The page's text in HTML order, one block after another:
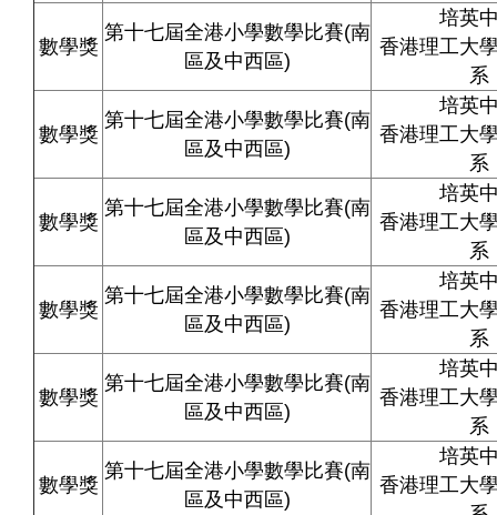
數學獎
第十七屆全港小學數學比賽(南
區及中西區)
培英
香港理工大
系
數學獎
第十七屆全港小學數學比賽(南
區及中西區)
培英
香港理工大
系
數學獎
第十七屆全港小學數學比賽(南
區及中西區)
培英
香港理工大
系
數學獎
第十七屆全港小學數學比賽(南
區及中西區)
培英
香港理工大
系
數學獎
第十七屆全港小學數學比賽(南
區及中西區)
培英
香港理工大
系
數學獎
第十七屆全港小學數學比賽(南
區及中西區)
培英
香港理工大